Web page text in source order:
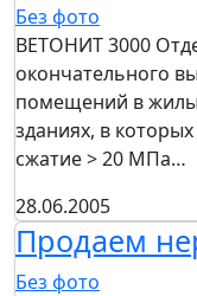
Без фото
ВЕТОНИТ 3000
окончательного
помещений в
зданиях, в
сжатие > 20 МПа…
28.06.2005
Продаем
Без фото